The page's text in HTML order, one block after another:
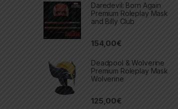
Daredevil: Born Again
Premium Roleplay Mask
and Billy Club
154,00€
Deadpool & Wolverine
Premium Roleplay Mask
Wolverine
125,00€